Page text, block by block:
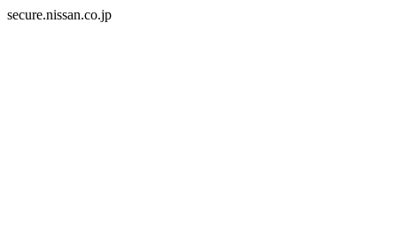
secure.nissan.co.jp